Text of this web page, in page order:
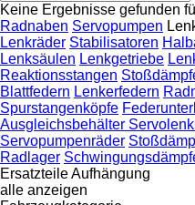
Keine Ergebnisse gefunden
Radnaben Servopumpen
Lenkräder Stabilisatoren
Lenksäulen Lenkgetriebe
Reaktionsstangen
Blattfedern Lenkerfedern
Spurstangenköpfe
Ausgleichsbehälter
Servopumpenräder
Radlager
Ersatzteile Aufhängung
alle anzeigen